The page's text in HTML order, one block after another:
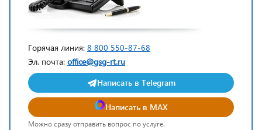
Горячая линия: 8 800 550-87-68
Эл. почта: office@gsg-rt.ru
Написать в Telegram
Написать в MAX
Можно сразу отправить вопрос по услуге.